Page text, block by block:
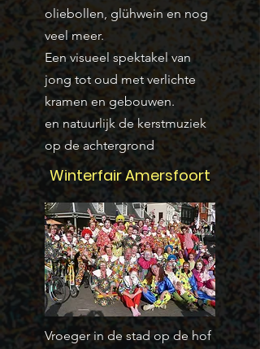
oliebollen, glühwein en nog
veel meer.
Een visueel spektakel van
jong tot oud met verlichte
kramen en gebouwen.
en natuurlijk de kerstmuziek
op de achtergrond
Winterfair Amersfoort
Vroeger in de stad op de hof